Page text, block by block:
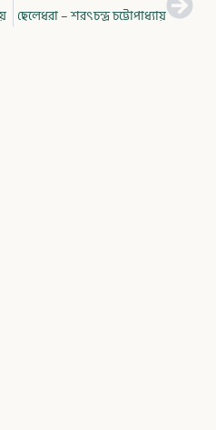
ছেলেধরা – শরৎচন্দ্র চট্টোপাধ্যায়